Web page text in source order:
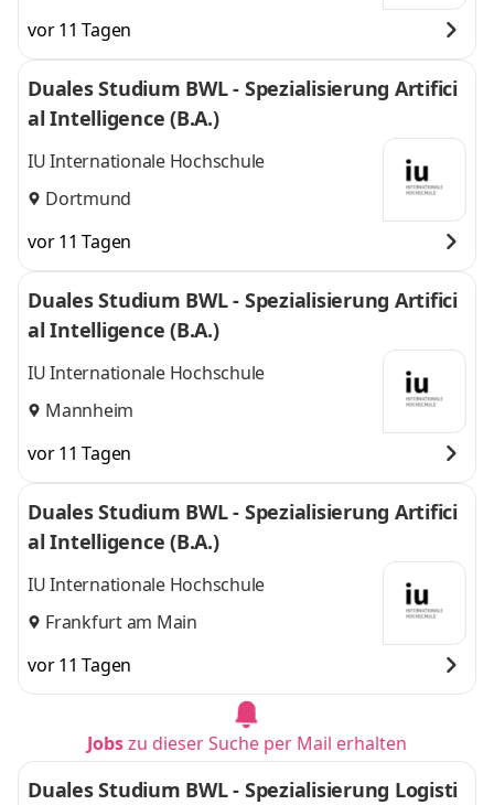
vor 11 Tagen
Duales Studium BWL - Spezialisierung Artifici
al Intelligence (B.A.)
IU Internationale Hochschule
Dortmund
vor 11 Tagen
Duales Studium BWL - Spezialisierung Artifici
al Intelligence (B.A.)
IU Internationale Hochschule
Mannheim
vor 11 Tagen
Duales Studium BWL - Spezialisierung Artifici
al Intelligence (B.A.)
IU Internationale Hochschule
Frankfurt am Main
vor 11 Tagen
Jobszu dieser Suche per Mail erhalten
Duales Studium BWL - Spezialisierung Logisti